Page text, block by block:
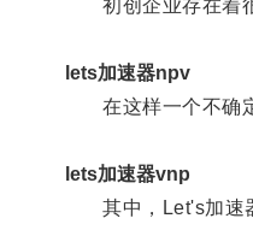
初创企业存在着很
lets加速器npv
在这样一个不确定
lets加速器vnp
其中，Let's加速器